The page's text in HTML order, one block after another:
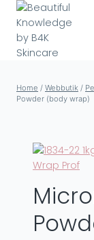
Skip
content
Home / Webbutik /
Powder (body wrap)